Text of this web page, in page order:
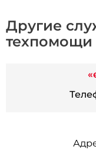
Другие
техпомощи